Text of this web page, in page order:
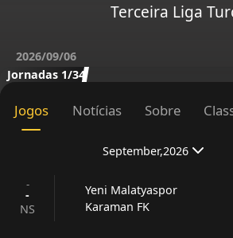
Terceira Liga
2026/09/06
Jornadas 1/34
Jogos Notícias Sobre
September,2026
-
-
NS
Yeni Malatyaspor
Karaman FK